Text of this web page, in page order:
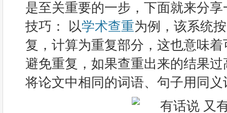
是至关重要的一步，下面就来分
技巧： 以学术查重为例，该系统
复，计算为重复部分，这也意味
避免重复，如果查重出来的结果
将论文中相同的词语、句子用同义